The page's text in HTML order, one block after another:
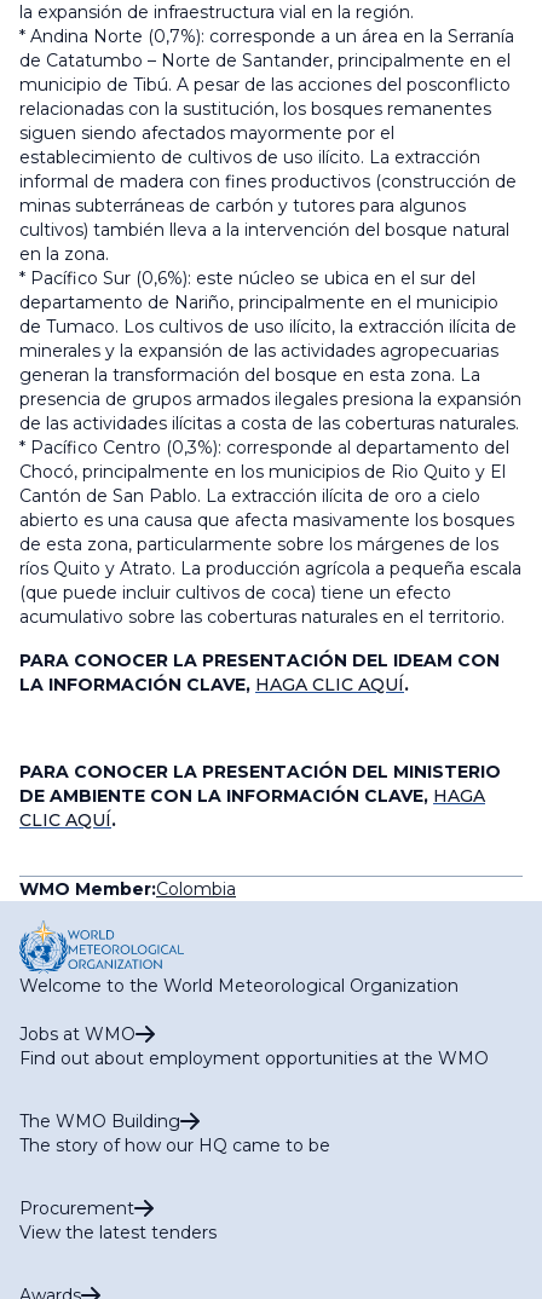
la expansión de infraestructura vial en la región.
* Andina Norte (0,7%): corresponde a un área en la Serranía
de Catatumbo – Norte de Santander, principalmente en el
municipio de Tibú. A pesar de las acciones del posconflicto
relacionadas con la sustitución, los bosques remanentes
siguen siendo afectados mayormente por el
establecimiento de cultivos de uso ilícito. La extracción
informal de madera con fines productivos (construcción de
minas subterráneas de carbón y tutores para algunos
cultivos) también lleva a la intervención del bosque natural
en la zona.
* Pacífico Sur (0,6%): este núcleo se ubica en el sur del
departamento de Nariño, principalmente en el municipio
de Tumaco. Los cultivos de uso ilícito, la extracción ilícita de
minerales y la expansión de las actividades agropecuarias
generan la transformación del bosque en esta zona. La
presencia de grupos armados ilegales presiona la expansión
de las actividades ilícitas a costa de las coberturas naturales.
* Pacífico Centro (0,3%): corresponde al departamento del
Chocó, principalmente en los municipios de Rio Quito y El
Cantón de San Pablo. La extracción ilícita de oro a cielo
abierto es una causa que afecta masivamente los bosques
de esta zona, particularmente sobre los márgenes de los
ríos Quito y Atrato. La producción agrícola a pequeña escala
(que puede incluir cultivos de coca) tiene un efecto
acumulativo sobre las coberturas naturales en el territorio.
PARA CONOCER LA PRESENTACIÓN DEL IDEAM CON
LA INFORMACIÓN CLAVE, HAGA CLIC AQUÍ.
PARA CONOCER LA PRESENTACIÓN DEL MINISTERIO
DE AMBIENTE CON LA INFORMACIÓN CLAVE, HAGA
CLIC AQUÍ.
WMO Member:Colombia
Welcome to the World Meteorological Organization
Jobs at WMO
Find out about employment opportunities at the WMO
The WMO Building
The story of how our HQ came to be
Procurement
View the latest tenders